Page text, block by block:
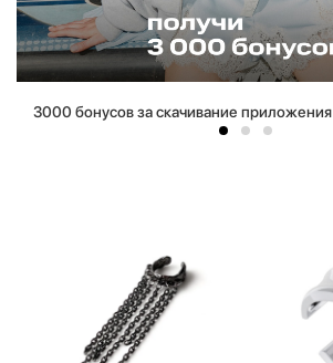
3000 бонусов за скачивание приложения